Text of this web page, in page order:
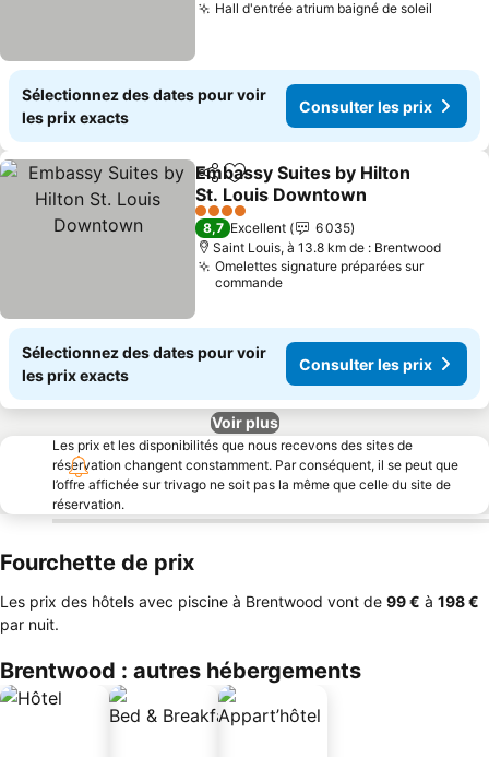
Hall d'entrée atrium baigné de soleil
Sélectionnez des dates pour voir
les prix exacts
Consulter les prix
PartagerAjouter à mes favoris
Embassy Suites by Hilton
St. Louis Downtown
Consulter les prix
4 Étoiles
8,7 Excellent
6 035
Saint Louis, à 13.8 km de : Brentwood
Omelettes signature préparées sur
commande
Sélectionnez des dates pour voir
les prix exacts
Consulter les prix
Voir plus
Les prix et les disponibilités que nous recevons des sites de
réservation changent constamment. Par conséquent, il se peut que
l’offre affichée sur trivago ne soit pas la même que celle du site de
réservation.
Fourchette de prix
Les prix des hôtels avec piscine à Brentwood vont de ‎99 € à ‎198 €
par nuit.
Brentwood : autres hébergements